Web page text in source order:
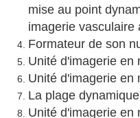
mise au point
imagerie vasculaire
Formateur de son
Unité d'imagerie en
Unité d'imagerie en
La plage
Unité d'imagerie en